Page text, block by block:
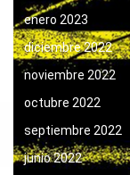
enero 2023
diciembre 2022
noviembre 2022
octubre 2022
septiembre 2022
junio 2022